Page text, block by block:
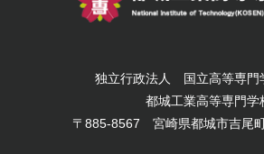
独立行政法人 国立高等専門
都城工業高等専門学
〒885-8567 宮崎県都城市吉尾